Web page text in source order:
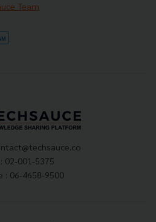
Team
02-001-5375
: 06-4658-9500